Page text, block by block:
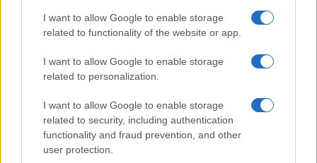
I want to allow Google to enable storage
related to functionality of the website or app.
I want to allow Google to enable storage
related to personalization.
I want to allow Google to enable storage
related to security, including authentication
functionality and fraud prevention, and other
user protection.
Ballando con le stelle, ex prete Alberto
Ravagnani nel cast? Il retroscena
notte e mette ko Noos di Alberto Angela